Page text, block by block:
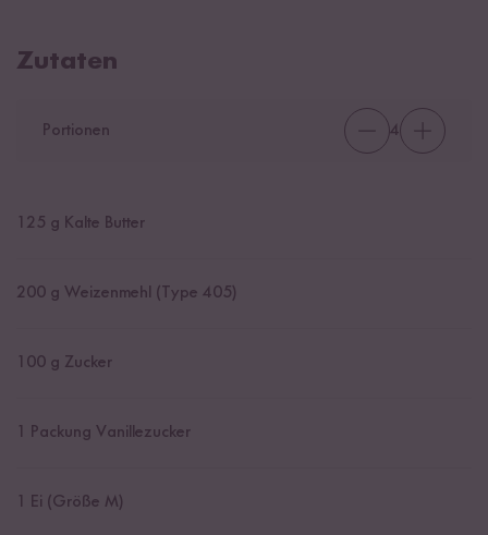
Zutaten
Portionen 4
125 g Kalte Butter
200 g Weizenmehl (Type 405)
100 g Zucker
Packung Vanillezucker
Ei (Größe M)